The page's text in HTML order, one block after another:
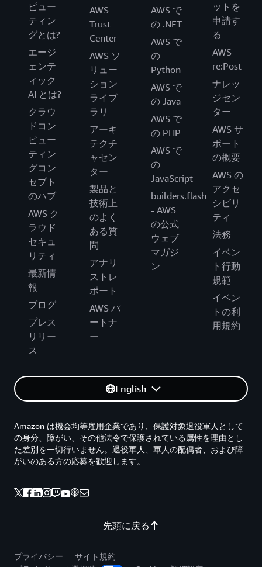
ピュー
ティン
グとは?
エージ
ェンテ
ィック
AI とは?
クラウ
ドコン
ピュー
ティン
グコン
セプト
のハブ
AWS ク
ラウド
セキュ
リティ
最新情
報
ブログ
プレス
リリー
ス
AWS
Trust
Center
AWS ソ
リュー
ション
ライブ
ラリ
アーキ
テクチ
ャセン
ター
製品と
技術上
のよく
ある質
問
アナリ
ストレ
ポート
AWS パ
ートナ
ー
AWS で
の .NET
AWS で
の
Python
AWS で
の Java
AWS で
の PHP
AWS で
の
JavaScript
builders.flash
- AWS
の公式
ウェブ
マガジ
ン
ットを
申請す
る
AWS
re:Post
ナレッ
ジセン
ター
AWS サ
ポート
の概要
AWS の
アクセ
シビリ
ティ
法務
イベン
ト行動
規範
イベン
トの利
用規約
English
先頭に戻る
Amazon は機会均等雇用企業であり、保護対象退役軍人として
の身分、障がい、その他法令で保護されている属性を理由とし
た差別を一切行いません。退役軍人、軍人の配偶者、および障
がいのある方の応募を歓迎します。
プライバシー
サイト規約